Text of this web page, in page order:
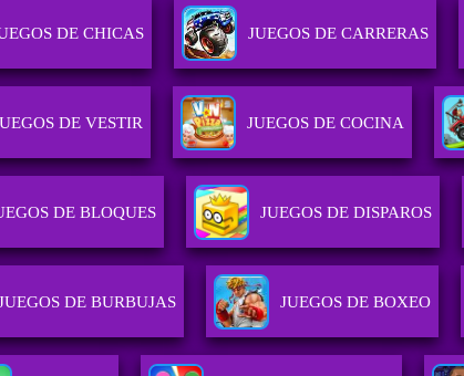
DE CHICAS JUEGOS DE CARRERAS
DE VESTIR JUEGOS DE COCINA
DE BLOQUES JUEGOS DE DISPAROS
DE BURBUJAS JUEGOS DE BOXEO